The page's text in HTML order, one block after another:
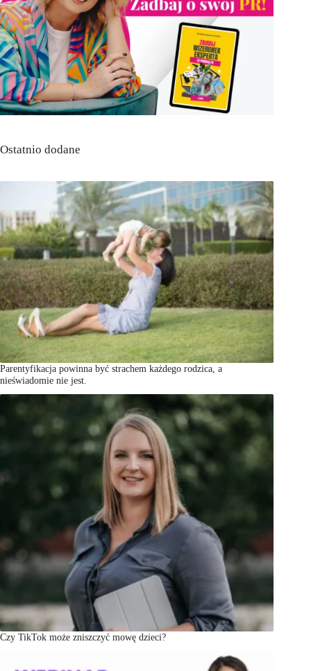
Ostatnio dodane
Parentyfikacja powinna być strachem każdego rodzica, a
nieświadomie nie jest.
Czy TikTok może zniszczyć mowę dzieci?